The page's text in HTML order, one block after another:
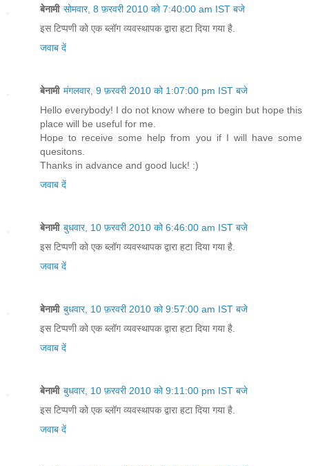
बेनामी सोमवार, 8 फ़रवरी 2010 को 7:40:00 am IST बजे
इस टिप्पणी को एक ब्लॉग व्यवस्थापक द्वारा हटा दिया गया है.
जवाब दें
बेनामी मंगलवार, 9 फ़रवरी 2010 को 1:07:00 pm IST बजे
Hello everybody! I do not know where to begin but hope this
place will be useful for me.
Hope to receive some help from you if I will have some
quesitons.
Thanks in advance and good luck! :)
जवाब दें
बेनामी बुधवार, 10 फ़रवरी 2010 को 6:46:00 am IST बजे
इस टिप्पणी को एक ब्लॉग व्यवस्थापक द्वारा हटा दिया गया है.
जवाब दें
बेनामी बुधवार, 10 फ़रवरी 2010 को 9:57:00 am IST बजे
इस टिप्पणी को एक ब्लॉग व्यवस्थापक द्वारा हटा दिया गया है.
जवाब दें
बेनामी बुधवार, 10 फ़रवरी 2010 को 9:11:00 pm IST बजे
इस टिप्पणी को एक ब्लॉग व्यवस्थापक द्वारा हटा दिया गया है.
जवाब दें